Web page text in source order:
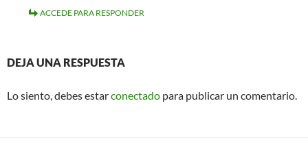
ACCEDE PARA RESPONDER
DEJA UNA RESPUESTA
Lo siento, debes estarconectado para publicar un comentario.